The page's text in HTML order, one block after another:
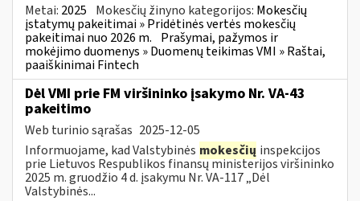
Metai: 2025 Mokesčių žinyno kategorijos: Mokesčių
įstatymų pakeitimai » Pridėtinės vertės mokesčių
pakeitimai nuo 2026 m. Prašymai, pažymos ir
mokėjimo duomenys » Duomenų teikimas VMI » Raštai,
paaiškinimai Fintech
Dėl VMI prie FM viršininko įsakymo Nr. VA-43
pakeitimo
Web turinio sąrašas 2025-12-05
Informuojame, kad Valstybinės mokesčių inspekcijos
prie Lietuvos Respublikos finansų ministerijos viršininko
2025 m. gruodžio 4 d. įsakymu Nr. VA-117 „Dėl
Valstybinės...